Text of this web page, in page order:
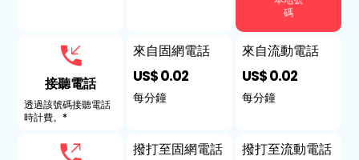
接聽電話
透過該號碼接聽電話
時計費。*
來自固網電話
US$ 0.02
每分鐘
撥打至固網電話
碼
來自流動電話
US$ 0.02
每分鐘
撥打至流動電話